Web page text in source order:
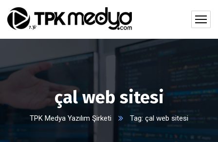
çal web sitesi
TPK Medya Yazılım Şirketi Tag: çal web sitesi